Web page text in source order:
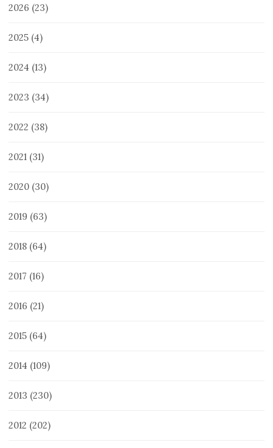
2026 (23)
2025 (4)
2024 (13)
2023 (34)
2022 (38)
2021 (31)
2020 (30)
2019 (63)
2018 (64)
2017 (16)
2016 (21)
2015 (64)
2014 (109)
2013 (230)
2012 (202)